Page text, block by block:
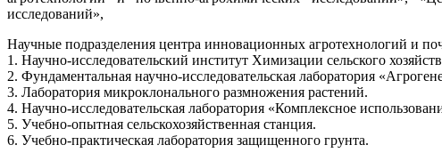
исследований»,
Научные подразделения центра инновационных агротехнологий и
1. Научно-исследовательский институт Химизации сельского
2. Фундаментальная научно-исследовательская лаборатория
3. Лаборатория микроклонального размножения растений.
4. Научно-исследовательская лаборатория «Комплексное
5. Учебно-опытная сельскохозяйственная станция.
6. Учебно-практическая лаборатория защищенного грунта.